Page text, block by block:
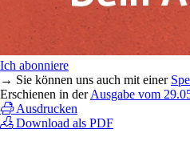
Ich abonniere
→ Sie können uns auch mit einer
Erschienen in derAusgabe vom
Ausdrucken
Download als PDF